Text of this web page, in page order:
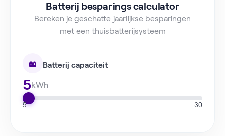
Batterij besparings calculator
Bereken je geschatte jaarlijkse besparingen
met een thuisbatterijsysteem
Batterij capaciteit
5kWh
5 30